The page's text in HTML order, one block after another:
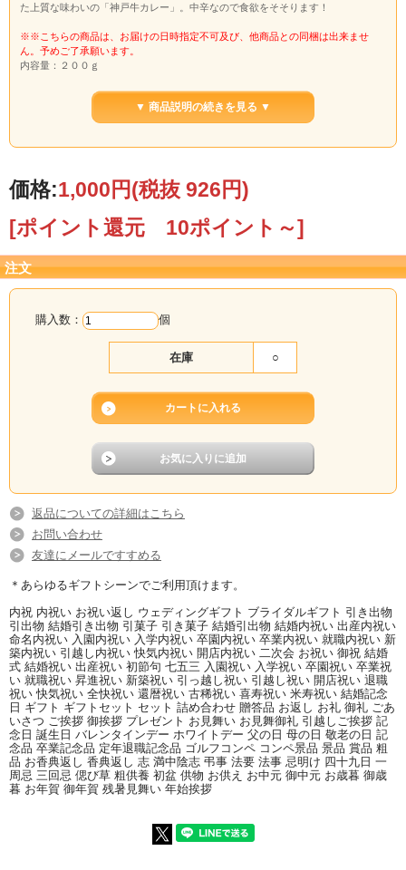
た上質な味わいの「神戸牛カレー」。中辛なので食欲をそそります！
※※こちらの商品は、お届けの日時指定不可及び、他商品との同梱は出来ませ
ん。予めご了承願います。
内容量：２００ｇ
原材料名：野菜・果実（玉葱、人参、りんご）、牛肉、小麦粉、食用油脂、砂
糖、カレー粉、食塩、蛋白加水分解物、トマトケチャップ、ビーフオイル、肉エ
キス、香辛料、チャツネ、澱粉、調味料（アミノ酸等）、カラメル色素、酸味
▼ 商品説明の続きを見る ▼
価格:1,000円(税抜 926円)
[ポイント還元 10ポイント～]
注文
購入数： 個
在庫 ○
返品についての詳細はこちら
お問い合わせ
友達にメールですすめる
＊あらゆるギフトシーンでご利用頂けます。
内祝 内祝い お祝い返し ウェディングギフト ブライダルギフト 引き出物
引出物 結婚引き出物 引菓子 引き菓子 結婚引出物 結婚内祝い 出産内祝い
命名内祝い 入園内祝い 入学内祝い 卒園内祝い 卒業内祝い 就職内祝い 新
築内祝い 引越し内祝い 快気内祝い 開店内祝い 二次会 お祝い 御祝 結婚
式 結婚祝い 出産祝い 初節句 七五三 入園祝い 入学祝い 卒園祝い 卒業祝
い 就職祝い 昇進祝い 新築祝い 引っ越し祝い 引越し祝い 開店祝い 退職
祝い 快気祝い 全快祝い 還暦祝い 古稀祝い 喜寿祝い 米寿祝い 結婚記念
日 ギフト ギフトセット セット 詰め合わせ 贈答品 お返し お礼 御礼 ごあ
いさつ ご挨拶 御挨拶 プレゼント お見舞い お見舞御礼 引越しご挨拶 記
念日 誕生日 バレンタインデー ホワイトデー 父の日 母の日 敬老の日 記
念品 卒業記念品 定年退職記念品 ゴルフコンペ コンペ景品 景品 賞品 粗
品 お香典返し 香典返し 志 満中陰志 弔事 法要 法事 忌明け 四十九日 一
周忌 三回忌 偲び草 粗供養 初盆 供物 お供え お中元 御中元 お歳暮 御歳
暮 お年賀 御年賀 残暑見舞い 年始挨拶